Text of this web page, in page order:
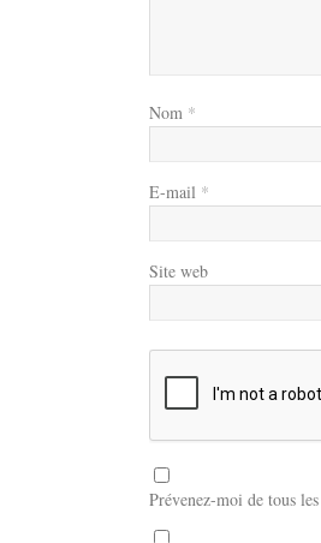
Nom *
E-mail *
Site web
Prévenez-moi de tous